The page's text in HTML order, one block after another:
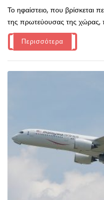
Το ηφαίστειο, που βρίσκεται
της πρωτεύουσας της χώρας,
Περισσότερα